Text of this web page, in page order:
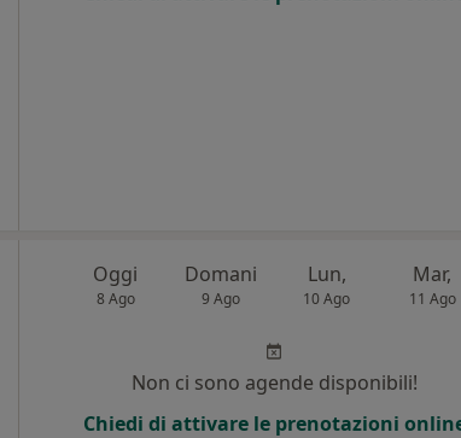
Oggi
8 Ago
Domani
9 Ago
Lun,
10 Ago
Mar,
11 Ago
Non ci sono agende disponibili!
Chiedi di attivare le prenotazioni